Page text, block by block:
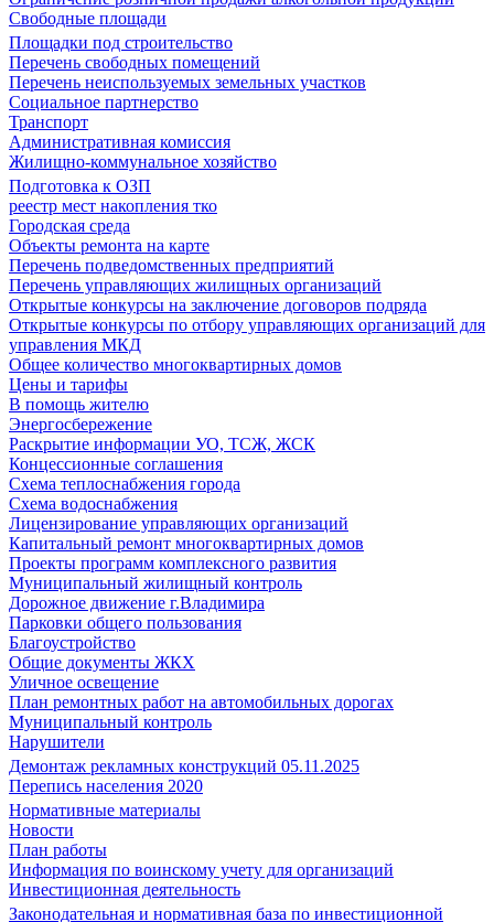
Свободные площади
Площадки под строительство
Перечень свободных помещений
Перечень неиспользуемых земельных участков
Социальное партнерство
Транспорт
Административная комиссия
Жилищно-коммунальное хозяйство
Подготовка к ОЗП
реестр мест накопления тко
Городская среда
Объекты ремонта на карте
Перечень подведомственных предприятий
Перечень управляющих жилищных организаций
Открытые конкурсы на заключение договоров подряда
Открытые конкурсы по отбору управляющих организаций для
управления МКД
Общее количество многоквартирных домов
Цены и тарифы
В помощь жителю
Энергосбережение
Раскрытие информации УО, ТСЖ, ЖСК
Концессионные соглашения
Схема теплоснабжения города
Схема водоснабжения
Лицензирование управляющих организаций
Капитальный ремонт многоквартирных домов
Проекты программ комплексного развития
Муниципальный жилищный контроль
Дорожное движение г.Владимира
Парковки общего пользования
Благоустройство
Общие документы ЖКХ
Уличное освещение
План ремонтных работ на автомобильных дорогах
Муниципальный контроль
Нарушители
Демонтаж рекламных конструкций 05.11.2025
Перепись населения 2020
Нормативные материалы
Новости
План работы
Информация по воинскому учету для организаций
Инвестиционная деятельность
Законодательная и нормативная база по инвестиционной